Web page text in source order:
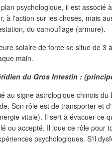
psychologique, il est associé
à l'action sur les choses, mais
du camouflage (armure).
solaire de force se situe de 3
main.
du Gros Intestin :
au signe astrologique chinois
Son rôle est de transporter et
vitale). Il sert à évacuer ce
ou accepté. Il joue ce rôle pour
psychologiques. S'il